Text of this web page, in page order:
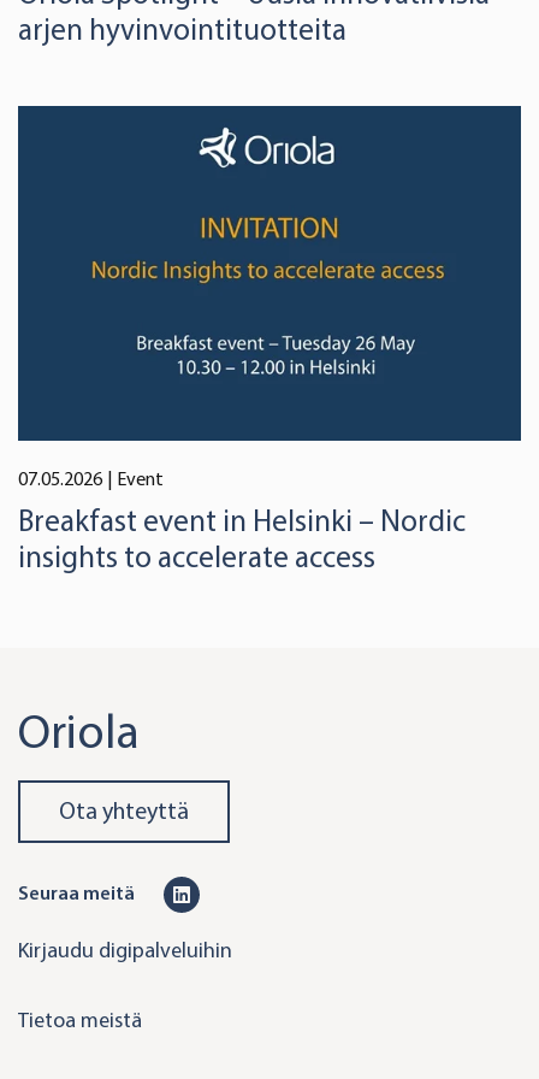
arjen hyvinvointituotteita
07.05.2026 | Event
Breakfast event in Helsinki – Nordic
insights to accelerate access
Oriola
Ota yhteyttä
Seuraa meitä
n
Kirjaudu digipalveluihin
Tietoa meistä